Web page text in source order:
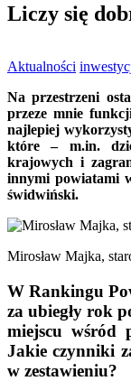
Liczy się
Aktualności
Na przestrzeni
przeze mnie
najlepiej
które – m.in.
krajowych i
innymi powiatami
świdwiński.
Mirosław Majka,
W Rankingu
za ubiegły rok
miejscu wśród
Jakie czynniki
w zestawieniu?